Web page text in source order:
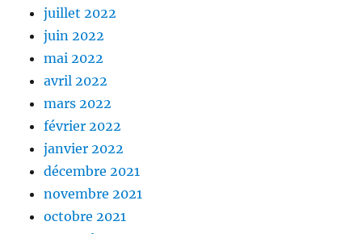
juillet 2022
juin 2022
mai 2022
avril 2022
mars 2022
février 2022
janvier 2022
décembre 2021
novembre 2021
octobre 2021